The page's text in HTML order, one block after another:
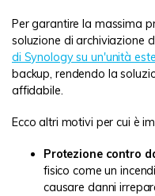
Per garantire la massima
soluzione di archiviazione
di Synology su un'unità
backup, rendendo la
affidabile.
Ecco altri motivi per cui è
Protezione contro
fisico come un
causare danni